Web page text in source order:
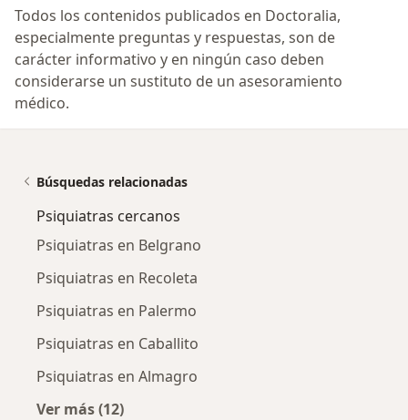
Todos los contenidos publicados en Doctoralia,
especialmente preguntas y respuestas, son de
carácter informativo y en ningún caso deben
considerarse un sustituto de un asesoramiento
médico.
Búsquedas relacionadas
Psiquiatras cercanos
Psiquiatras en Belgrano
Psiquiatras en Recoleta
Psiquiatras en Palermo
Psiquiatras en Caballito
Psiquiatras en Almagro
Ver más (12)